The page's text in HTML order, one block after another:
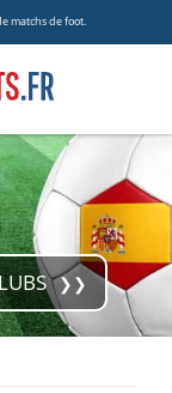
matchs de foot.